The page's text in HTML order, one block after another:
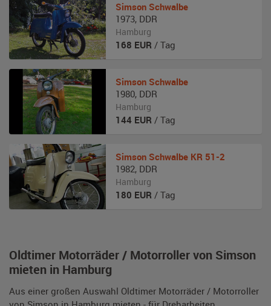
Oldtimer Motorräder / Motorroller von Simson
mieten in Hamburg
Aus einer großen Auswahl Oldtimer Motorräder / Motorroller
Simson Schwalbe
1973, DDR
Hamburg
168 EUR / Tag
Simson Schwalbe
1980, DDR
Hamburg
144 EUR / Tag
Simson Schwalbe KR 51-2
1982, DDR
Hamburg
180 EUR / Tag